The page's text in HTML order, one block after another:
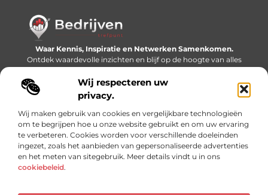
Wij respecteren uw
privacy.
Wij maken gebruik van cookies en vergelijkbare technologieën
om te begrijpen hoe u onze website gebruikt en om uw ervaring
te verbeteren. Cookies worden voor verschillende doeleinden
ingezet, zoals het aanbieden van gepersonaliseerde advertenties
en het meten van sitegebruik. Meer details vindt u in ons
cookiebeleid.
Waar Kennis, Inspiratie en Netwerken Samenkomen.
Ontdek waardevolle inzichten en blijf op de hoogte van alles
wat er speelt in de wereld.
Bericht categorie
Onze informatie